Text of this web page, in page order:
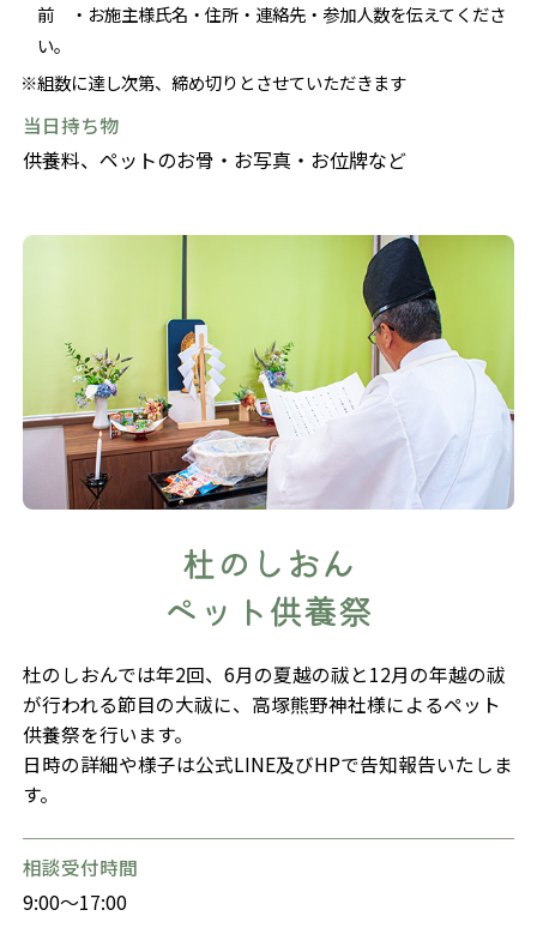
前 ・お施主様氏名・住所・連絡先・参加人数を伝えてくださ
い。
組数に達し次第、締め切りとさせていただきます
当日持ち物
供養料、ペットのお骨・お写真・お位牌など
杜のしおん
ペット供養祭
杜のしおんでは年2回、6月の夏越の祓と12月の年越の祓
が行われる節目の大祓に、高塚熊野神社様によるペット
供養祭を行います。
日時の詳細や様子は公式LINE及びHPで告知報告いたしま
す。
相談受付時間
9:00～17:00